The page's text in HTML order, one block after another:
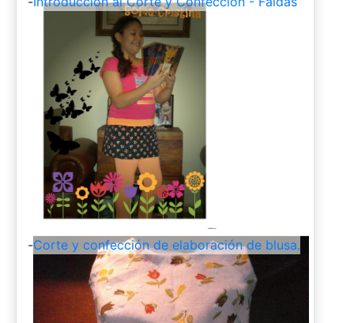
-Corte y confección de elaboración de blusa.